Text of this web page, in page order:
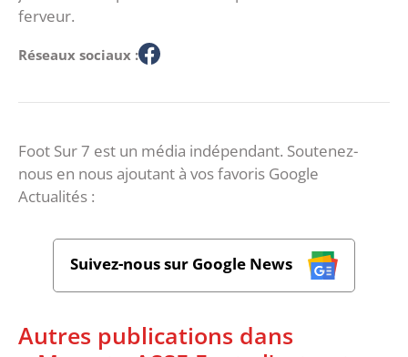
ferveur.
Réseaux sociaux :
Foot Sur 7 est un média indépendant. Soutenez-
nous en nous ajoutant à vos favoris Google
Actualités :
Suivez-nous sur Google News
Autres publications dans